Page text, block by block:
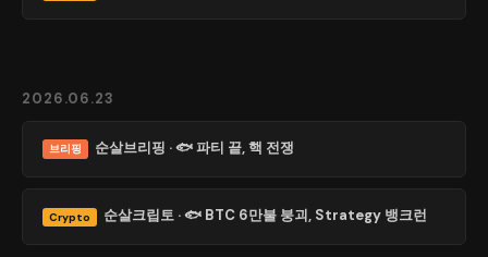
2026.06.23
브리핑 순살브리핑 · 🐟 파티 끝, 핵 전쟁
Crypto 순살크립토 · 🐟 BTC 6만불 붕괴, Strategy 뱅크런